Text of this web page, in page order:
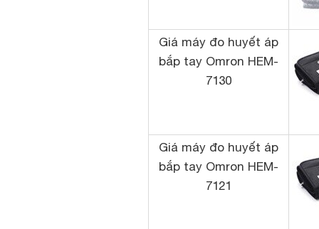
Giá máy đo huyết áp
bắp tay Omron HEM-
7130
Giá máy đo huyết áp
bắp tay Omron HEM-
7121